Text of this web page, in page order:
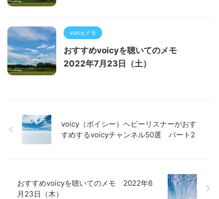
voicyメモ
おすすめvoicyを聴いてのメモ
2022年7月23日（土）
voicy（ボイシー）ヘビーリスナーがおす
すめするvoicyチャンネル50選 パート2
おすすめvoicyを聴いてのメモ 2022年6
月23日（木）